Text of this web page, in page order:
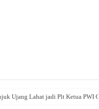
Ujang Lahat jadi Plt Ketua PWI